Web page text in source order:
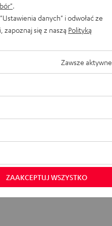
danych" i odwołać ze
zapoznaj się z naszą Polityką
Zawsze aktywne
ZAAKCEPTUJ WSZYSTKO